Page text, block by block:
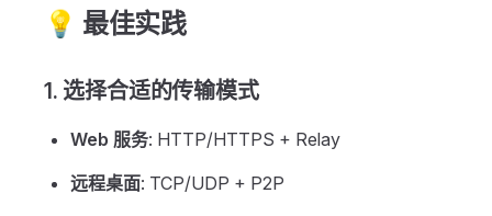
💡 最佳实践
1. 选择合适的传输模式
Web 服务: HTTP/HTTPS + Relay
远程桌面: TCP/UDP + P2P